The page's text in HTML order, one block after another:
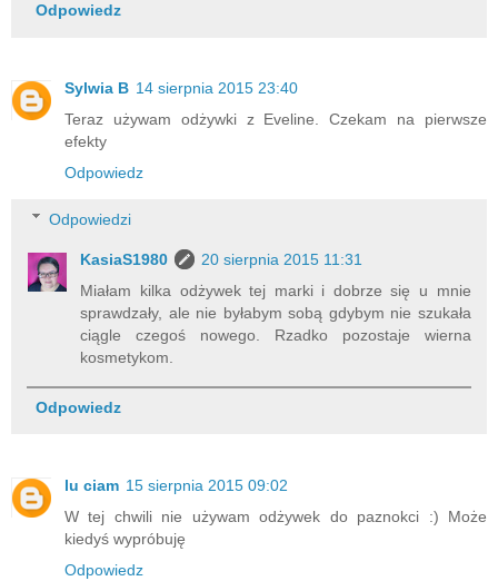
Odpowiedz
Sylwia B 14 sierpnia 2015 23:40
Teraz używam odżywki z Eveline. Czekam na pierwsze
efekty
Odpowiedz
Odpowiedzi
KasiaS1980
20 sierpnia 2015 11:31
Miałam kilka odżywek tej marki i dobrze się u mnie
sprawdzały, ale nie byłabym sobą gdybym nie szukała
ciągle czegoś nowego. Rzadko pozostaje wierna
kosmetykom.
Odpowiedz
lu ciam 15 sierpnia 2015 09:02
W tej chwili nie używam odżywek do paznokci :) Może
kiedyś wypróbuję
Odpowiedz